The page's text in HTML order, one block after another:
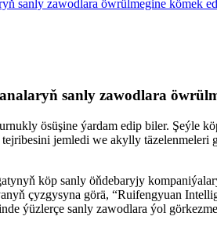
sanly zawodlara öwrülmegine kömek
sanly zawodlara
ösüşine ýardam edip biler. Şeýle
jemledi we akylly
köp sanly öňdebaryjy
çyzgysyna görä, “Ruifengyuan
ýüzlerçe sanly zawodlara ýol